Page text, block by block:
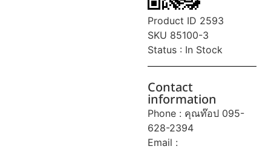
Product ID 2593
SKU 85100-3
Status : In Stock
Contact
information
Phone : คุณท๊อป 095-
628-2394
Email :